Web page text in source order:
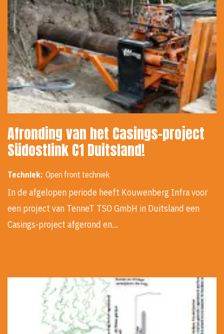
Afronding van het Casings-project
Südostlink C1 Duitsland!
Techniek: Open front techniek
In de afgelopen periode heeft Kouwenberg Infra voor
een project van TenneT TSO GmbH in Duitsland een
Casings-project afgerond en…